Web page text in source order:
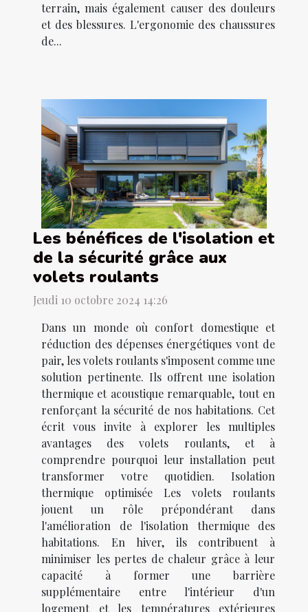
terrain, mais également causer des douleurs
et des blessures. L'ergonomie des chaussures
de...
Les bénéfices de l'isolation et
de la sécurité grâce aux
volets roulants
Jeudi 10 octobre 2024 14:26
Dans un monde où confort domestique et
réduction des dépenses énergétiques vont de
pair, les volets roulants s'imposent comme une
solution pertinente. Ils offrent une isolation
thermique et acoustique remarquable, tout en
renforçant la sécurité de nos habitations. Cet
écrit vous invite à explorer les multiples
avantages des volets roulants, et à
comprendre pourquoi leur installation peut
transformer votre quotidien. Isolation
thermique optimisée Les volets roulants
jouent un rôle prépondérant dans
l'amélioration de l'isolation thermique des
habitations. En hiver, ils contribuent à
minimiser les pertes de chaleur grâce à leur
capacité à former une barrière
supplémentaire entre l'intérieur d'un
logement et les températures extérieures